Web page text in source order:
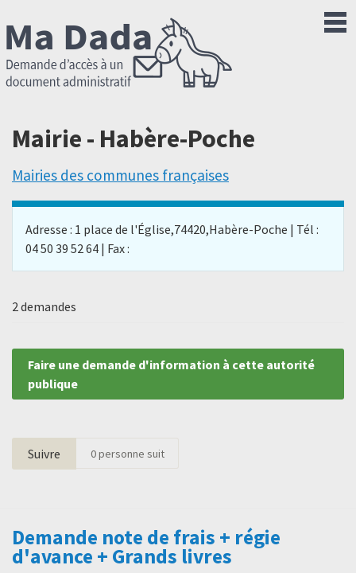
Mairie - Habère-Poche
Mairies des communes françaises
Adresse : 1 place de l'Église,74420,Habère-Poche | Tél :
04 50 39 52 64 | Fax :
2 demandes
Faire une demande d'information à cette autorité
publique
Suivre 0personne suit
Demande note de frais + régie
d'avance + Grands livres